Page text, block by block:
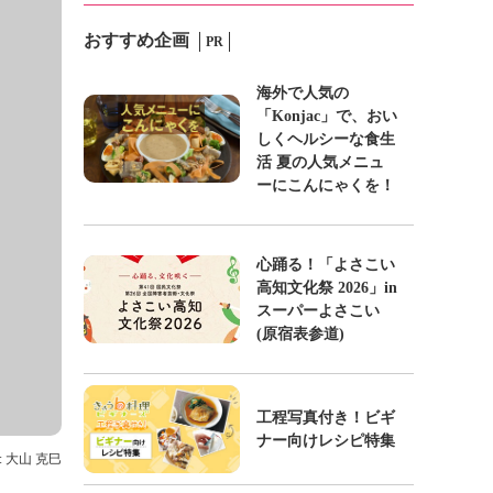
大山 克巳
おすすめ企画 PR
海外で人気の
「Konjac」で、おい
しくヘルシーな食生
活 夏の人気メニュ
ーにこんにゃくを！
心踊る！「よさこい
高知文化祭 2026」in
スーパーよさこい
(原宿表参道)
工程写真付き！ビギ
ナー向けレシピ特集